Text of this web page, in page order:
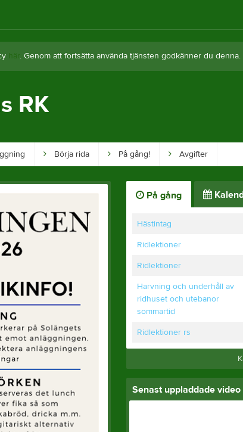
här. Genom att fortsätta använda tjänsten godkänner du denna.
RK
Börja rida På gång! Avgifter
På gång
Hästintag
Ridlektioner
Ridlektioner
Harvning och underhåll av
ridhuset och utebanor
sommartid
Ridlektioner rs
Senast uppladdade video